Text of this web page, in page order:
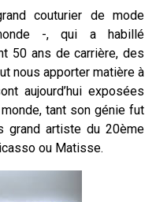
couturier de mode
-, qui a habillé
50 ans de carrière, des
nous apporter matière à
aujourd’hui exposées
tant son génie fut
grand artiste du 20ème
ou Matisse.